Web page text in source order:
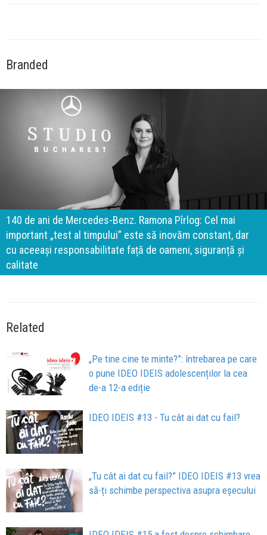
Branded
140 de ani de Mercedes-Benz. Ramona Pîrlog: Cel mai
important „test al timpului” este să inovăm constant, dar
cu aceeași responsabilitate față de oameni, siguranță și
calitate
Related
„Pe tine cine te minte?”: întrebarea pe care
o pune IDEO IDEIS adolescenților la cea
de-a 12-a ediție
IDEO IDEIS #13 - Tu cât ai dat cu fail?
„Tu cât ai dat cu fail?” IDEO IDEIS #13 vrea
să-ți schimbe perspectiva asupra eșecului